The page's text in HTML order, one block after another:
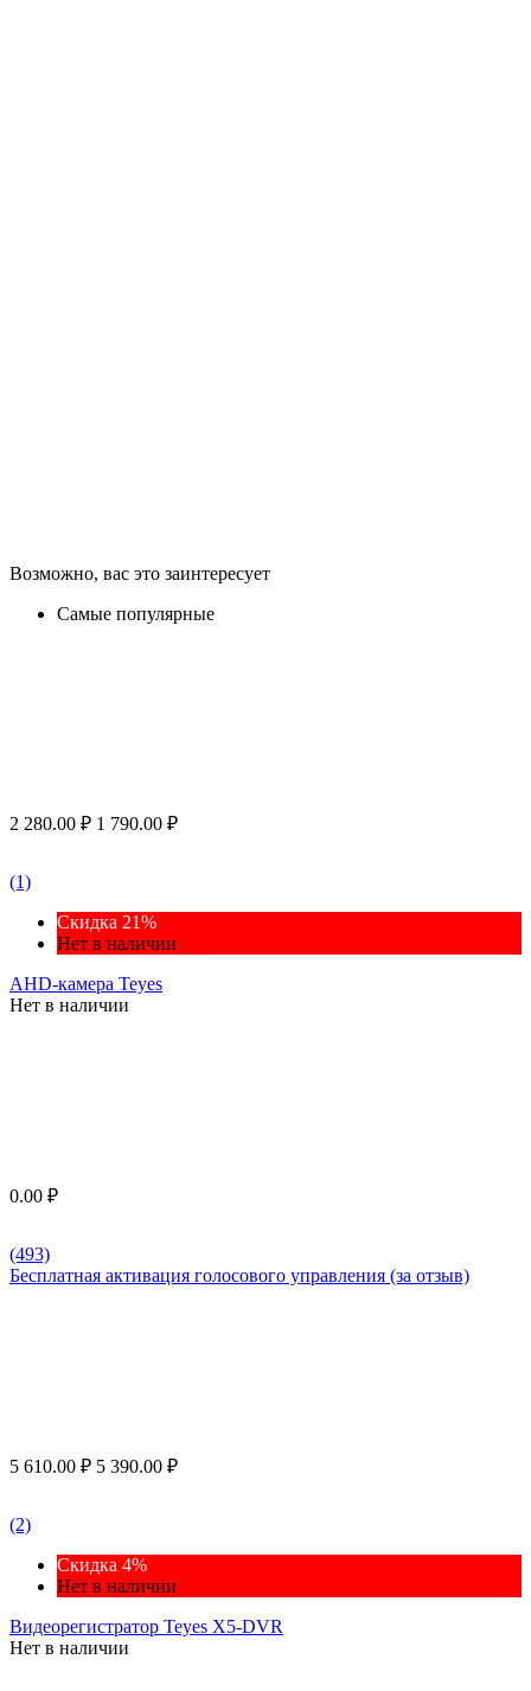
Возможно, вас это заинтересует
Самые популярные
2 280.00 ₽ 1 790.00 ₽
(1)
Скидка 21%
Нет в наличии
AHD-камера Teyes
Нет в наличии
0.00 ₽
(493)
Бесплатная активация голосового управления (за отзыв)
5 610.00 ₽ 5 390.00 ₽
(2)
Скидка 4%
Нет в наличии
Видеорегистратор Teyes X5-DVR
Нет в наличии